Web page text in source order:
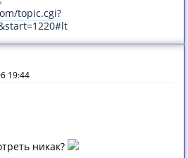
topic.cgi?
19:44
никак?